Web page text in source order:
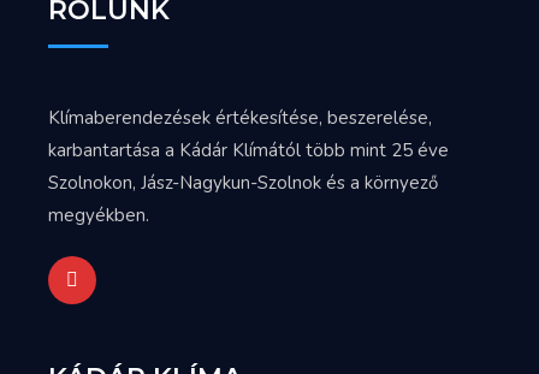
RÓLUNK
Klímaberendezések értékesítése, beszerelése,
karbantartása a Kádár Klímától több mint 25 éve
Szolnokon, Jász-Nagykun-Szolnok és a környező
megyékben.